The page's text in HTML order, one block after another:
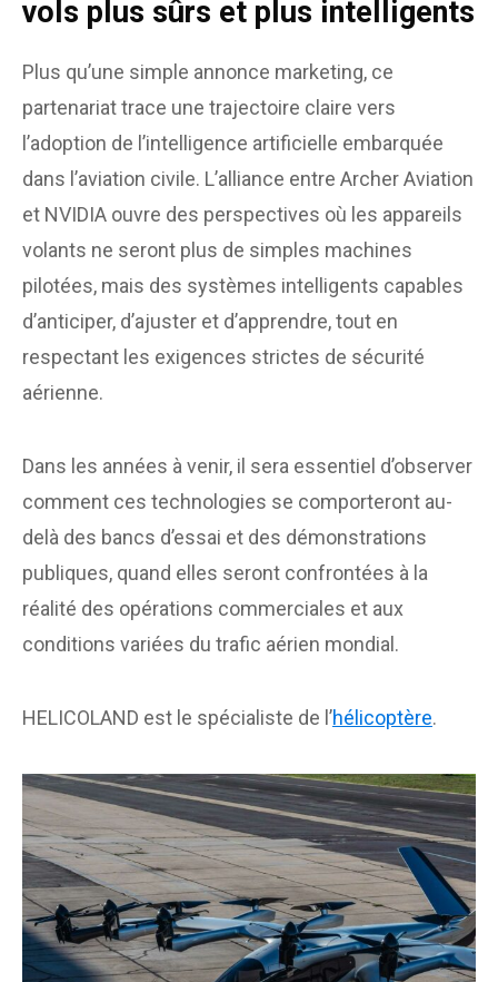
vols plus sûrs et plus intelligents
Plus qu’une simple annonce marketing, ce
partenariat trace une trajectoire claire vers
l’adoption de l’intelligence artificielle embarquée
dans l’aviation civile. L’alliance entre Archer Aviation
et NVIDIA ouvre des perspectives où les appareils
volants ne seront plus de simples machines
pilotées, mais des systèmes intelligents capables
d’anticiper, d’ajuster et d’apprendre, tout en
respectant les exigences strictes de sécurité
aérienne.
Dans les années à venir, il sera essentiel d’observer
comment ces technologies se comporteront au-
delà des bancs d’essai et des démonstrations
publiques, quand elles seront confrontées à la
réalité des opérations commerciales et aux
conditions variées du trafic aérien mondial.
HELICOLAND est le spécialiste de l’hélicoptère.